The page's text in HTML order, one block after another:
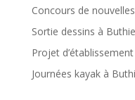
Concours de
Sortie dessins à
Projet
Journées kayak à